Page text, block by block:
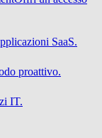
SaaS.
proattivo.
IT.